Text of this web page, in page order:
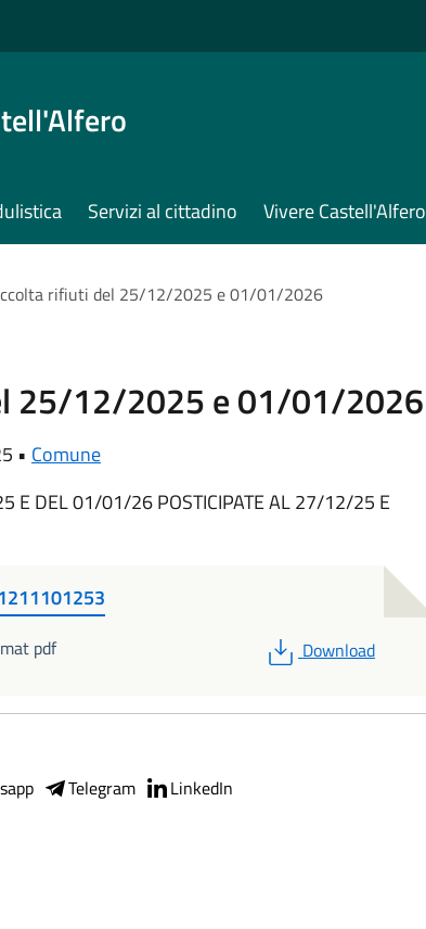
Servizi al cittadino Vivere Castell'Alfero
rifiuti del 25/12/2025 e 01/01/2026
25/12/2025 e 01/01/2026
• Comune
E DEL 01/01/26 POSTICIPATE AL 27/12/25 E
pdf PDF
Download
Telegram LinkedIn